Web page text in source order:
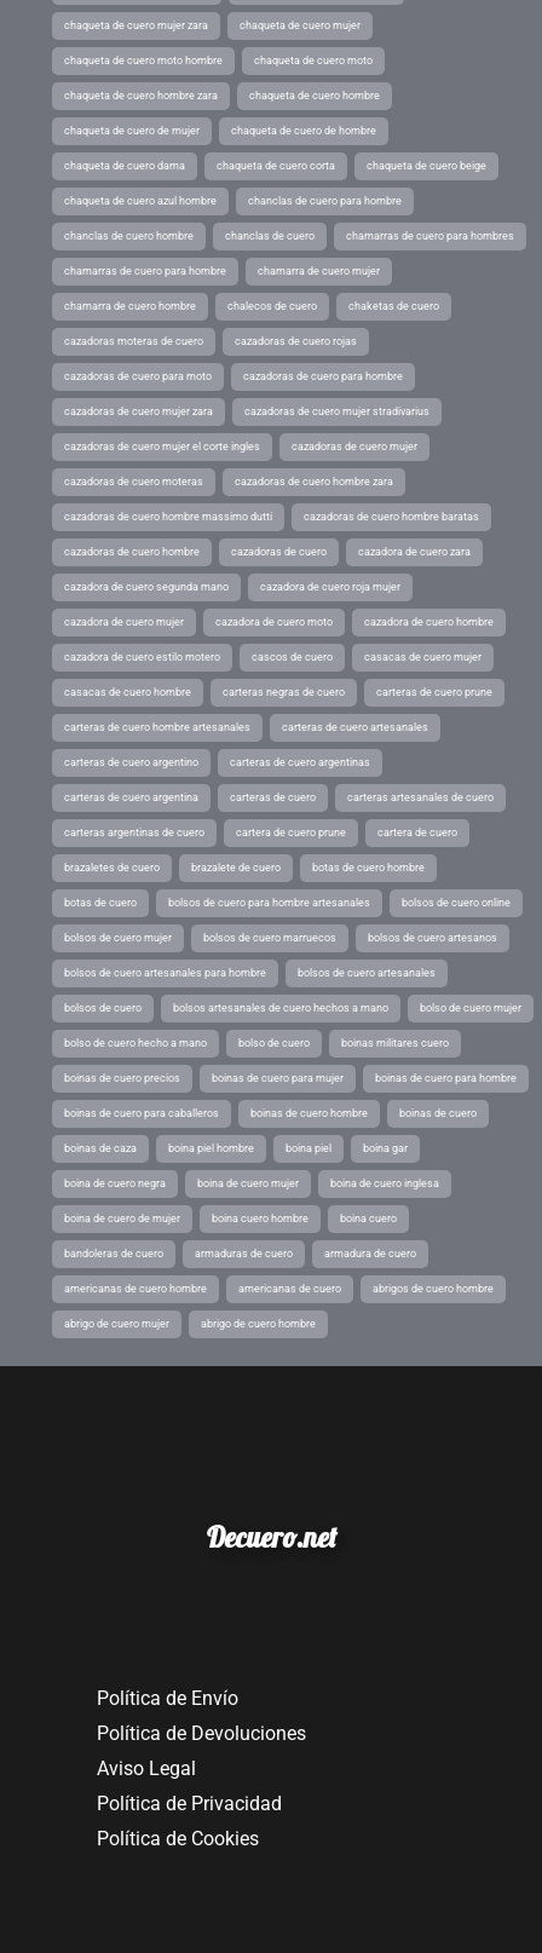
chaqueta de cuero mujer zara chaqueta de cuero mujer
chaqueta de cuero moto hombre chaqueta de cuero moto
chaqueta de cuero hombre zara chaqueta de cuero hombre
chaqueta de cuero de mujer chaqueta de cuero de hombre
chaqueta de cuero dama chaqueta de cuero corta chaqueta de cuero beige
chaqueta de cuero azul hombre chanclas de cuero para hombre
chanclas de cuero hombre chanclas de cuero chamarras de cuero para hombres
chamarras de cuero para hombre chamarra de cuero mujer
chamarra de cuero hombre chalecos de cuero chaketas de cuero
cazadoras moteras de cuero cazadoras de cuero rojas
cazadoras de cuero para moto cazadoras de cuero para hombre
cazadoras de cuero mujer zara cazadoras de cuero mujer stradivarius
cazadoras de cuero mujer el corte ingles cazadoras de cuero mujer
cazadoras de cuero moteras cazadoras de cuero hombre zara
cazadoras de cuero hombre massimo dutti cazadoras de cuero hombre baratas
cazadoras de cuero hombre cazadoras de cuero cazadora de cuero zara
cazadora de cuero segunda mano cazadora de cuero roja mujer
cazadora de cuero mujer cazadora de cuero moto cazadora de cuero hombre
cazadora de cuero estilo motero cascos de cuero casacas de cuero mujer
casacas de cuero hombre carteras negras de cuero carteras de cuero prune
carteras de cuero hombre artesanales carteras de cuero artesanales
carteras de cuero argentino carteras de cuero argentinas
carteras de cuero argentina carteras de cuero carteras artesanales de cuero
carteras argentinas de cuero cartera de cuero prune cartera de cuero
brazaletes de cuero brazalete de cuero botas de cuero hombre
botas de cuero bolsos de cuero para hombre artesanales bolsos de cuero online
bolsos de cuero mujer bolsos de cuero marruecos bolsos de cuero artesanos
bolsos de cuero artesanales para hombre bolsos de cuero artesanales
bolsos de cuero bolsos artesanales de cuero hechos a mano bolso de cuero mujer
bolso de cuero hecho a mano bolso de cuero boinas militares cuero
boinas de cuero precios boinas de cuero para mujer boinas de cuero para hombre
boinas de cuero para caballeros boinas de cuero hombre boinas de cuero
boinas de caza boina piel hombre boina piel boina gar
boina de cuero negra boina de cuero mujer boina de cuero inglesa
boina de cuero de mujer boina cuero hombre boina cuero
bandoleras de cuero armaduras de cuero armadura de cuero
americanas de cuero hombre americanas de cuero abrigos de cuero hombre
abrigo de cuero mujer abrigo de cuero hombre
Decuero.net
Política de Envío
Política de Devoluciones
Aviso Legal
Política de Privacidad
Política de Cookies